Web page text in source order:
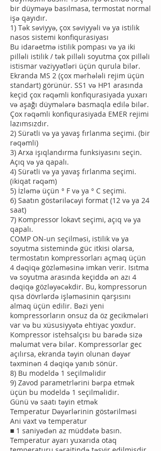
bir düyməyə basılmasa, termostat normal
işə qayıdır.
1) Tək səviyyə, çox səviyyəli və ya istilik
nasos sistemi konfiqurasiyası
Bu idarəetmə istilik pompası və ya iki
pilləli istilik / tək pilləli soyutma çox pilləli
istismar vəziyyətləri üçün qurula bilər.
Ekranda MS 2 (çox mərhələli rejim üçün
standart) görünür. SS1 və HP1 arasında
keçid çox rəqəmli konfiqurasiyada yuxarı
və aşağı düymələrə basmaqla edilə bilər.
Çox rəqəmli konfiqurasiyada EMER rejimi
lazımsızdır.
2) Sürətli və ya yavaş fırlanma seçimi. (bir
rəqəmli)
3) Arxa işıqlandırma funksiyasını seçin.
Açıq və ya qapalı.
4) Sürətli və ya yavaş fırlanma seçimi.
(ikiqat rəqəm)
5) İzləmə üçün ° F və ya ° C seçimi.
6) Saatın göstəriləcəyi format (12 və ya 24
saat)
7) Kompressor lokavt seçimi, açıq və ya
qapalı.
COMP ON-un seçilməsi, istilik və ya
soyutma sistemində güc itkisi olarsa,
termostatın kompressorları açmaq üçün
4 dəqiqə gözləməsinə imkan verir. Isıtma
və soyutma arasında keçiddə ən azı 4
dəqiqə gözləyəcəkdir. Bu, kompressorun
qısa dövrlərdə işləməsinin qarşısını
almaq üçün edilir. Bəzi yeni
kompressorların onsuz da öz gecikmələri
var və bu xüsusiyyətə ehtiyac yoxdur.
Kompressor istehsalçısı bu barədə sizə
məlumat verə bilər. Kompressorlar gec
açılırsa, ekranda təyin olunan dəyər
təxminən 4 dəqiqə yanıb sönür.
8) Bu modeldə 1 seçilməlidir
9) Zavod parametrlərini bərpa etmək
üçün bu modeldə 1 seçilməlidir.
Günü və saatı təyin etmək
Temperatur Dəyərlərinin göstərilməsi
Ani vaxt və temperatur
■ 1 saniyədən az müddətə basın.
Temperatur ayarı yuxarıda otaq